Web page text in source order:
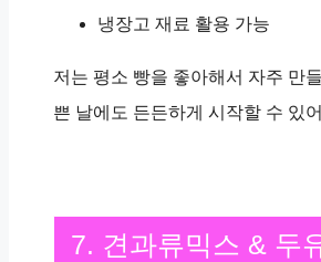
냉장고 재료 활용 가능
저는 평소 빵을 좋아해서 자주 만
쁜 날에도 든든하게 시작할 수 있
7. 견과류믹스 & 두